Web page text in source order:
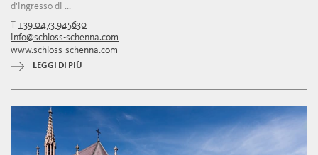
d'ingresso di ...
T+39 0473 945630
info@schloss-schenna.com
www.schloss-schenna.com
LEGGI DI PIÙ